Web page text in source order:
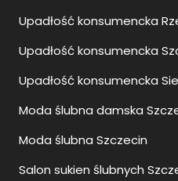
Upadłość konsumencka
Upadłość konsumencka
Upadłość konsumencka
Moda ślubna damska
Moda ślubna Szczecin
Salon sukien ślubnych